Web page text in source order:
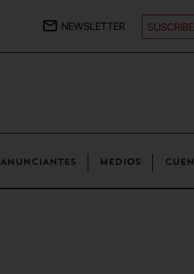
NEWSLETTER
ANUNCIANTES MEDIOS